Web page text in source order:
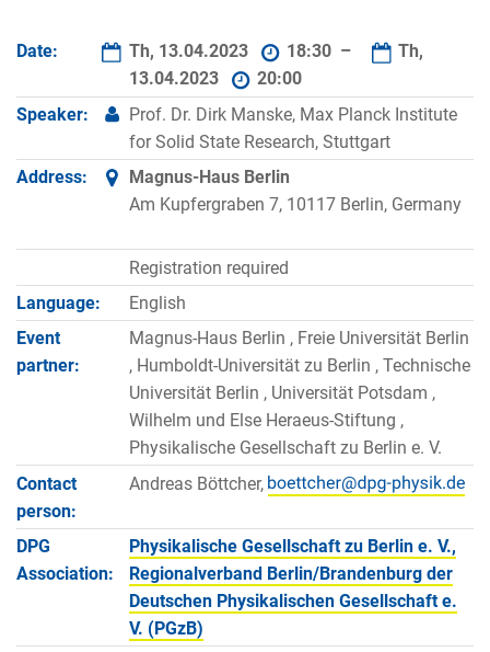
Date: Th, 13.04.2023 18:30 –
Th,
13.04.2023
20:00
Speaker:
Prof. Dr. Dirk Manske, Max Planck Institute
for Solid State Research, Stuttgart
Address:
Magnus-Haus Berlin
Am Kupfergraben 7, 10117 Berlin, Germany
Registration required
Language:
English
Event
partner:
Magnus-Haus Berlin , Freie Universität Berlin
, Humboldt-Universität zu Berlin , Technische
Universität Berlin , Universität Potsdam ,
Wilhelm und Else Heraeus-Stiftung ,
Physikalische Gesellschaft zu Berlin e. V.
Contact
person:
Andreas Böttcher,
DPG
Association:
Physikalische Gesellschaft zu Berlin e. V.,
Regionalverband Berlin/Brandenburg der
Deutschen Physikalischen Gesellschaft e.
V. (PGzB)